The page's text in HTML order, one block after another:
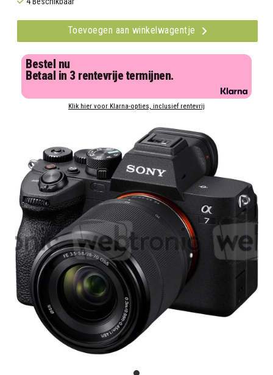
Toevoegen aan winkelwagentje
Bestel nu
Betaal in 3 rentevrije termijnen.
Klik hier voor Klarna-opties, inclusief rentevrij